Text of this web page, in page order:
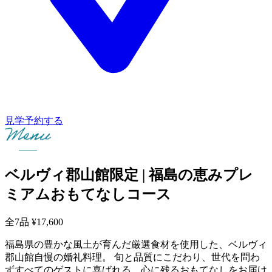
見学予約する
ベルヴィ郡山館限定 | 福島の恵みプレ
ミアムおもてなしコース
全7品 ¥17,600
福島県の豊かな風土が育んだ厳選食材を使用した、ベルヴィ
郡山館自慢の婚礼料理。 旬と品質にこだわり、世代を問わ